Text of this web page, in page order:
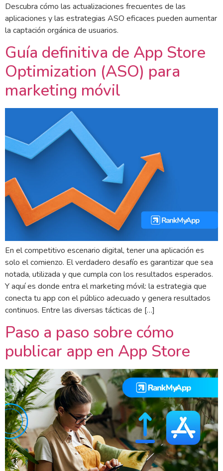
Descubra cómo las actualizaciones frecuentes de las
aplicaciones y las estrategias ASO eficaces pueden aumentar
la captación orgánica de usuarios.
Guía definitiva de App Store
Optimization (ASO) para
marketing móvil
En el competitivo escenario digital, tener una aplicación es
solo el comienzo. El verdadero desafío es garantizar que sea
notada, utilizada y que cumpla con los resultados esperados.
Y aquí es donde entra el marketing móvil: la estrategia que
conecta tu app con el público adecuado y genera resultados
continuos. Entre las diversas tácticas de […]
Paso a paso sobre cómo
publicar app en App Store